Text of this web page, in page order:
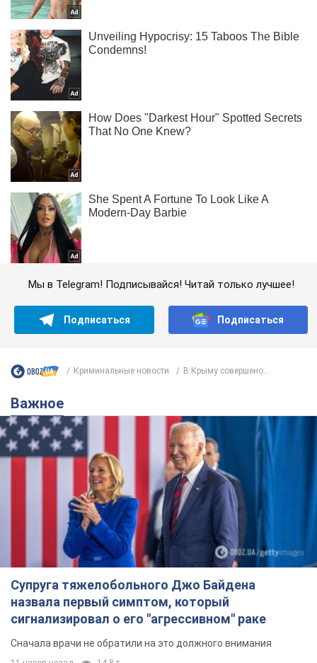
Мы в Telegram! Подписывайся! Читай только лучшее!
Подписаться Подписаться
Криминальные новости В Крыму совершено...
Важное
Супруга тяжелобольного Джо Байдена
назвала первый симптом, который
сигнализировал о его "агрессивном" раке
Сначала врачи не обратили на это должного внимания